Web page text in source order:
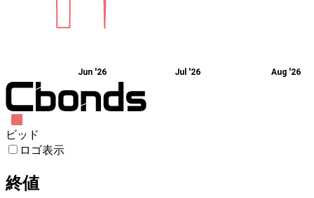
Jun '26 Jul '26 Aug '26
ビッド
ロゴ表示
終値